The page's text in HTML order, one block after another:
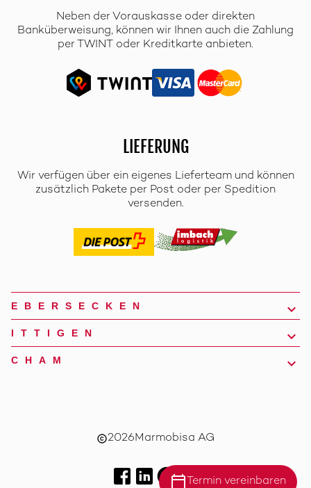
Neben der Vorauskasse oder direkten
Banküberweisung, können wir Ihnen auch die Zahlung
per TWINT oder Kreditkarte anbieten.
LIEFERUNG
Wir verfügen über ein eigenes Lieferteam und können
zusätzlich Pakete per Post oder per Spedition
versenden.
calendar_today Termin vereinbaren
EBERSECKEN
ITTIGEN
CHAM
copyright2026Marmobisa AG